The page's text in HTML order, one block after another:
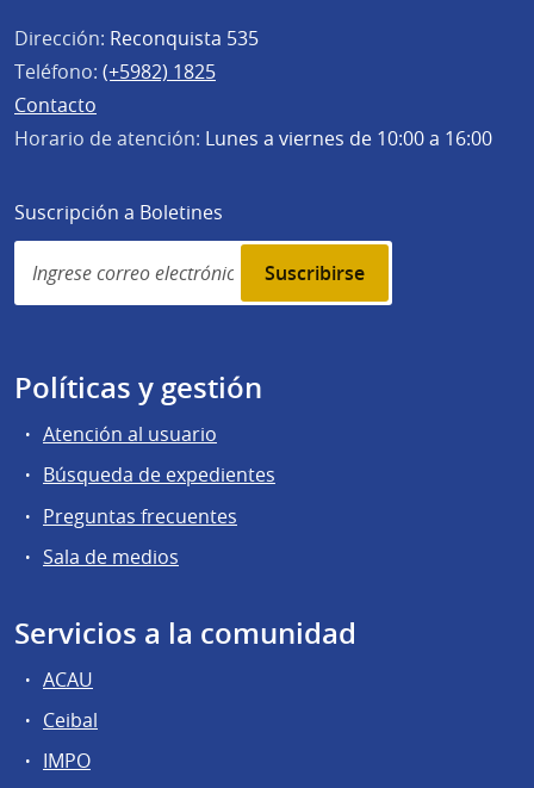
Dirección: Reconquista 535
Teléfono: (+5982) 1825
Contacto
Horario de atención: Lunes a viernes de 10:00 a 16:00
Suscripción a Boletines
Simplenews
subscription
Políticas y gestión
Atención al usuario
Búsqueda de expedientes
Preguntas frecuentes
Sala de medios
Servicios a la comunidad
ACAU
Ceibal
IMPO